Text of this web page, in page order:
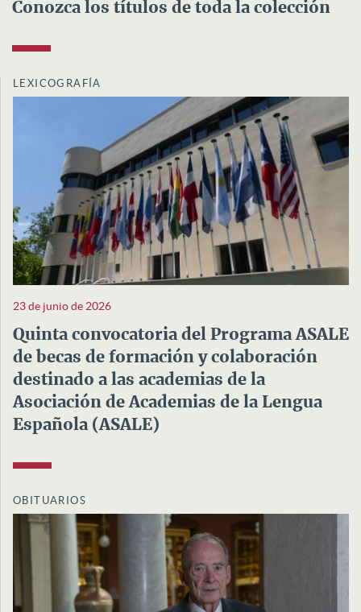
Conozca los títulos de toda la colección
LEXICOGRAFÍA
23 de junio de 2026
Quinta convocatoria del Programa ASALE
de becas de formación y colaboración
destinado a las academias de la
Asociación de Academias de la Lengua
Española (ASALE)
OBITUARIOS